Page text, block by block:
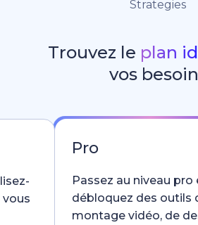
Strategies
Trouvez le plan
vos
Pro
Passez au niveau pro
débloquez des outils
montage vidéo, de